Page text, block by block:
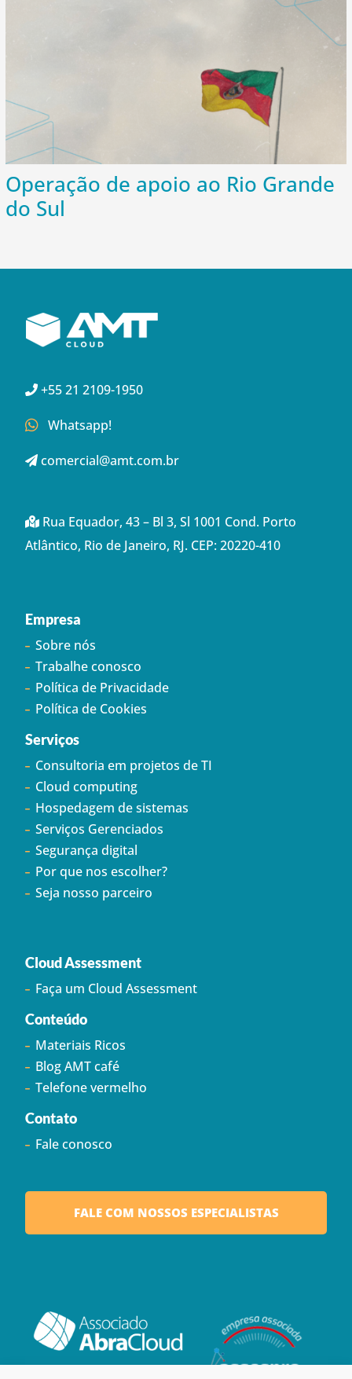
Operação de apoio ao Rio Grande
do Sul
+55 21 2109-1950
Whatsapp!
comercial@amt.com.br
Rua Equador, 43 – Bl 3, Sl 1001 Cond. Porto
Atlântico, Rio de Janeiro, RJ. CEP: 20220-410
Empresa
Sobre nós
Trabalhe conosco
Política de Privacidade
Política de Cookies
Serviços
Consultoria em projetos de TI
Cloud computing
Hospedagem de sistemas
Serviços Gerenciados
Segurança digital
Por que nos escolher?
Seja nosso parceiro
Cloud Assessment
Faça um Cloud Assessment
Conteúdo
Materiais Ricos
Blog AMT café
Telefone vermelho
Contato
Fale conosco
FALE COM NOSSOS ESPECIALISTAS